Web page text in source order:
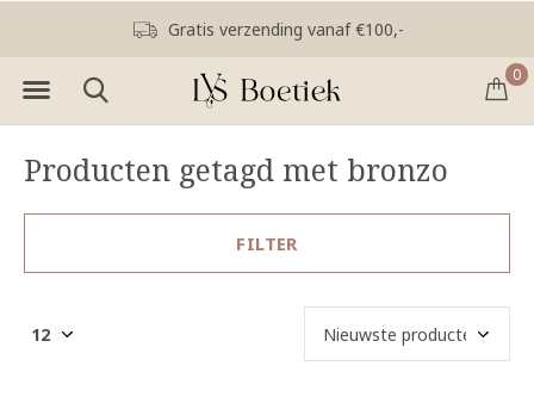
0
Gratis verzending vanaf €100,-
Producten getagd met bronzo
FILTER